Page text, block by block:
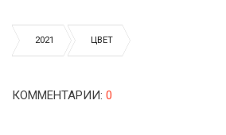
2021 ЦВЕТ
КОММЕНТАРИИ: 0